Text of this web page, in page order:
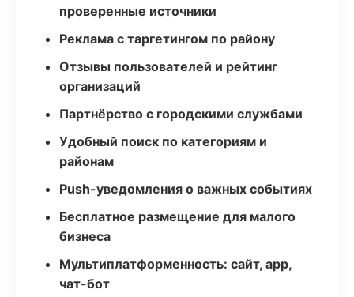
проверенные источники
Реклама с таргетингом по району
Отзывы пользователей и рейтинг
организаций
Партнёрство с городскими службами
Удобный поиск по категориям и
районам
Push-уведомления о важных событиях
Бесплатное размещение для малого
бизнеса
Мультиплатформенность: сайт, app,
чат-бот